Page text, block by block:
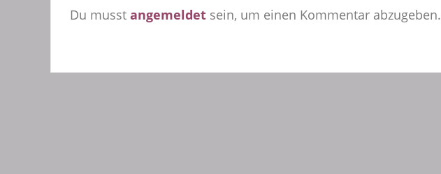
Du musst angemeldetsein, um einen Kommentar abzugeben.